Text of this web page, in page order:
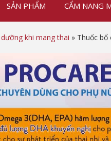
SẢN PHẨM CẨM NANG
khi mang thai » Thuốc